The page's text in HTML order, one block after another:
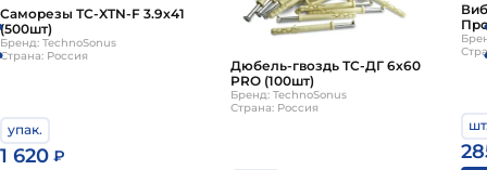
Саморезы ТС-XTN-F 3.9х41
(500шт)
Бренд: TechnoSonus
Страна: Россия
упак.
1 620 ₽
Дюбель-гвоздь ТС-ДГ 6х60
PRO (100шт)
Бренд: TechnoSonus
Страна: Россия